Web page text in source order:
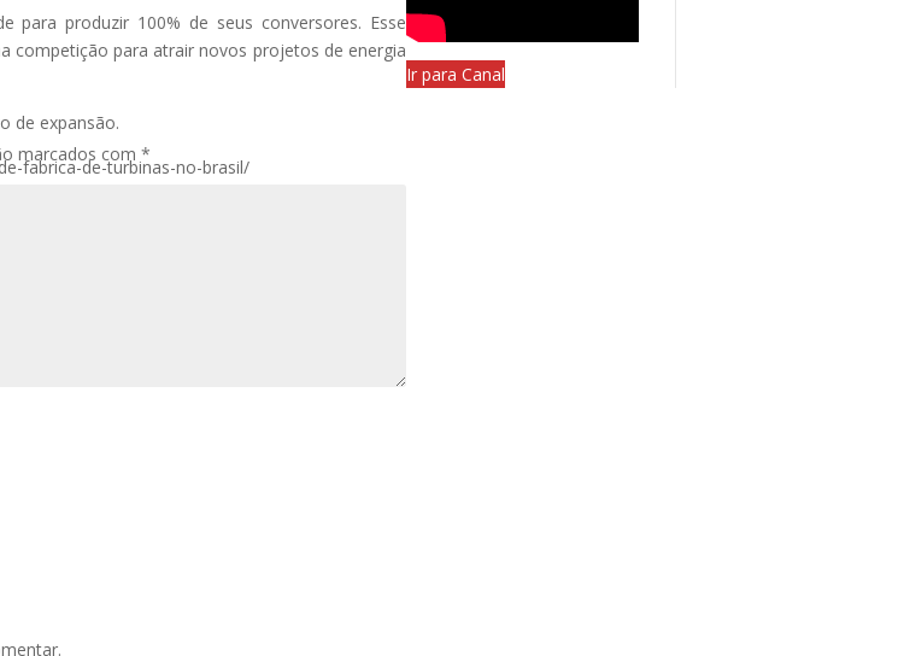
para produzir 100% de seus conversores. Esse
competição para atrair novos projetos de energia
de expansão.
fabrica-de-turbinas-no-brasil/
marcados com*
Ir para Canal